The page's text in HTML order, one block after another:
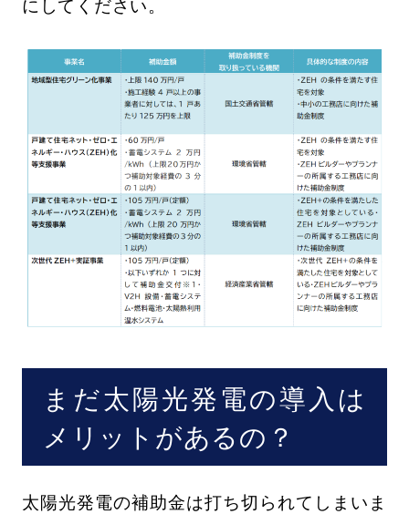
にしてください。
まだ太陽光発電の導入は
メリットがあるの？
太陽光発電の補助金は打ち切られてしまいま